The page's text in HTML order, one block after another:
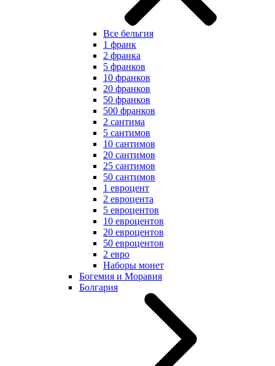
Все бельгия
1 франк
2 франка
5 франков
10 франков
20 франков
50 франков
500 франков
2 сантима
5 сантимов
10 сантимов
20 сантимов
25 сантимов
50 сантимов
1 евроцент
2 евроцента
5 евроцентов
10 евроцентов
20 евроцентов
50 евроцентов
2 евро
Наборы монет
Богемия и Моравия
Болгария